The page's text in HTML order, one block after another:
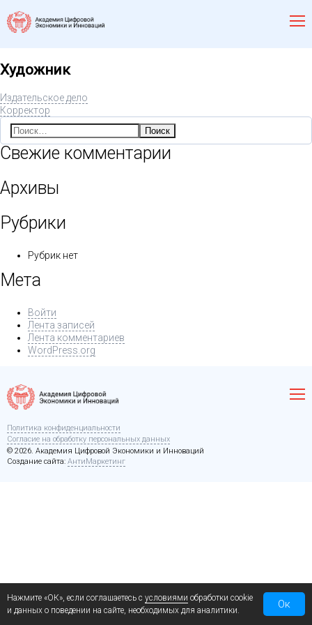
Художник
Издательское дело
Корректор
Найти:
Свежие комментарии
Архивы
Рубрики
Рубрик нет
Мета
Войти
Лента записей
Лента комментариев
WordPress.org
Политика конфиденциальности
Согласие на обработку персональных данных
© 2026. Академия Цифровой Экономики и Инноваций
Создание сайта: АнтиМаркетинг
Нажмите «ОК», если соглашаетесь с условиями обработки cookie
и данных о поведении на сайте, необходимых для аналитики.
Ок